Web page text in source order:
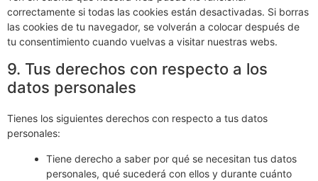
correctamente si todas las cookies están desactivadas. Si borras
las cookies de tu navegador, se volverán a colocar después de
tu consentimiento cuando vuelvas a visitar nuestras webs.
9. Tus derechos con respecto a los
datos personales
Tienes los siguientes derechos con respecto a tus datos
personales:
Tiene derecho a saber por qué se necesitan tus datos
personales, qué sucederá con ellos y durante cuánto